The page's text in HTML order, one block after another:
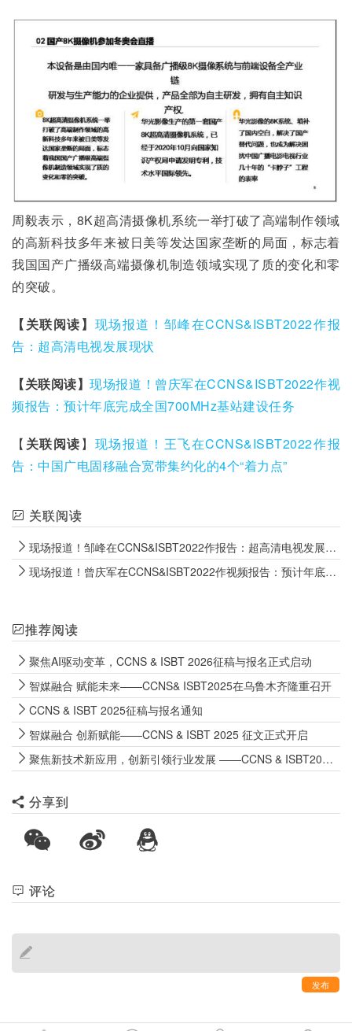
周毅表示，8K超高清摄像机系统一举打破了高端制作领域
的高新科技多年来被日美等发达国家垄断的局面，标志着
我国国产广播级高端摄像机制造领域实现了质的变化和零
的突破。
【关联阅读】 现场报道！邹峰在CCNS&ISBT2022作报
告：超高清电视发展现状
【关联阅读】现场报道！曾庆军在CCNS&ISBT2022作视
频报告：预计年底完成全国700MHz基站建设任务
【 关联阅读】 现场报道！王飞在CCNS&ISBT2022作报
告：中国广电固移融合宽带集约化的4个“着力点”
关联阅读
现场报道！邹峰在CCNS&ISBT2022作报告：超高清电视发展现状
现场报道！曾庆军在CCNS&ISBT2022作视频报告：预计年底完成全国700MHz基站建设任务
推荐阅读
聚焦AI驱动变革，CCNS & ISBT 2026征稿与报名正式启动
智媒融合 赋能未来——CCNS& ISBT2025在乌鲁木齐隆重召开
CCNS & ISBT 2025征稿与报名通知
智媒融合 创新赋能——CCNS & ISBT 2025 征文正式开启
聚焦新技术新应用，创新引领行业发展 ——CCNS & ISBT2024在湖北恩施盛大召开
分享到
评论
发布